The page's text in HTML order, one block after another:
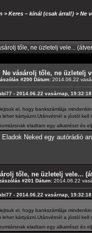
>Keres – kínál (csak árral!) >Ne
tőle, ne üzletelj vele...
Ne vásárolj tőle, ne üzletelj
#200 Dátum: 2014.06.22
- 2014.06.22 vasárnap, 19:32:18
el, hogy bankszámlája
lehet kártyázni.Utánvétnél a jóstól
eladtam egy alkatrészt és
Neked egy autórádió
tőle, ne üzletelj vele...
#201 Dátum: 2014.06.22
- 2014.06.22 vasárnap, 19:32:18
el, hogy bankszámlája
lehet kártyázni.Utánvétnél a jóstól
eladtam egy alkatrészt és